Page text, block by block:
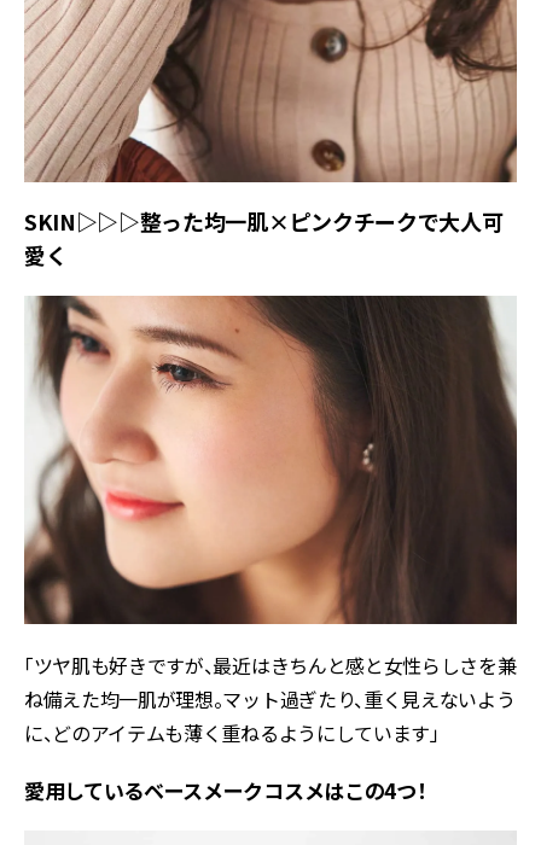
SKIN▷▷▷整った均一肌×ピンクチークで大人可
愛く
「ツヤ肌も好きですが、最近はきちんと感と女性らしさを兼
ね備えた均一肌が理想。マット過ぎたり、重く見えないよう
に、どのアイテムも薄く重ねるようにしています」
愛用しているベースメークコスメはこの4つ！